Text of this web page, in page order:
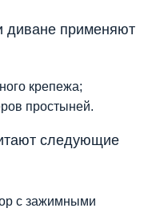
диване применяют
крепежа;
простыней.
следующие
с зажимными